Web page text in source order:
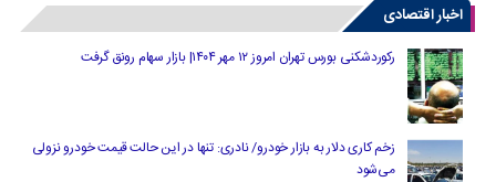
اخبار اقتصادی
رکوردشکنی بورس تهران امروز ۱۲ مهر ۱۴۰۴| بازار سهام رونق گرفت
زخم کاری دلار به بازار خودرو/ نادری: تنها در این حالت قیمت خودرو نزولی
می‌شود